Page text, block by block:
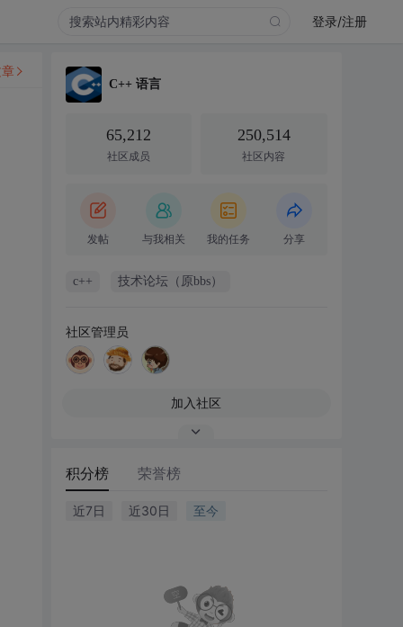
登录/注册
C++ 语言
65,212
社区成员
250,514
社区内容
发帖 与我相关 我的任务 分享
c++ 技术论坛（原bbs）
社区管理员
加入社区
积分榜 荣誉榜
近7日 近30日 至今